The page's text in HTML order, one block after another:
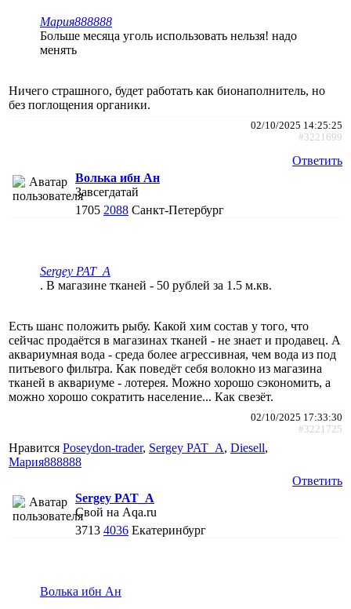
Мария888888
Больше месяца уголь использовать нельзя! надо
менять
Ничего страшного, будет работать как бионаполнитель, но
без поглощения органики.
02/10/2025 14:25:25
#3221699
Ответить
Волька ибн Ан
Завсегдатай
1705 2088 Санкт-Петербург
Sergey PAT_A
. В магазине тканей - 50 рублей за 1.5 м.кв.
Есть шанс положить рыбу. Какой хим состав у того, что
сейчас продаётся в магазинах тканей - не знает и продавец. А
аквариумная вода - среда более агрессивная, чем вода из под
питьевого фильтра. Как поведёт себя волокно из магазина
тканей в аквариуме - лотерея. Можно хорошо сэкономить, а
можно хорошо сократить население... Как свезёт.
02/10/2025 17:33:30
#3221725
Нравится Poseydon-trader, Sergey PAT_A, Diesell,
Мария888888
Ответить
Sergey PAT_A
Свой на Aqa.ru
3713 4036 Екатеринбург
Волька ибн Ан